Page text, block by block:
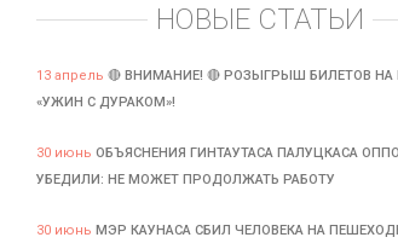
НОВЫЕ СТАТЬИ
13 апрель 🔴 ВНИМАНИЕ! 🔴 РОЗЫГРЫШ БИЛЕТОВ
«УЖИН С ДУРАКОМ»!
30 июнь ОБЪЯСНЕНИЯ ГИНТАУТАСА ПАЛУЦКАСА
УБЕДИЛИ: НЕ МОЖЕТ ПРОДОЛЖАТЬ РАБОТУ
30 июнь МЭР КАУНАСА СБИЛ ЧЕЛОВЕКА НА